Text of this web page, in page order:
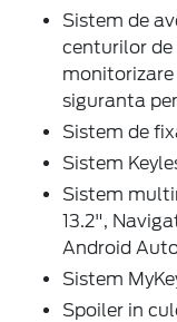
Sistem de
centurilor
siguranta
Sistem de
Sistem
Sistem
13.2",
Android
Sistem
Spoiler in